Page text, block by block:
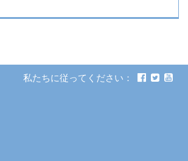
私たちに従ってください：